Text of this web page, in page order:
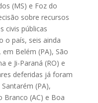
(MS) e Foz do
sobre recursos
civis públicas
o país, seis ainda
Belém (PA), São
e Ji-Paraná (RO) e
deferidas já foram
(PA),
Branco (AC) e Boa